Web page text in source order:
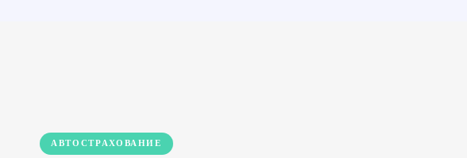
АВТОСТРАХОВАНИЕ